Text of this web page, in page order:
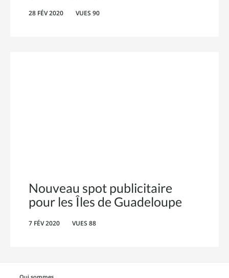
28 FÉV 2020 VUES 90
Nouveau spot publicitaire
pour les Îles de Guadeloupe
7 FÉV 2020 VUES 88